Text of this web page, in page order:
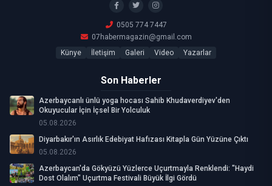
0505 774 7447
07habermagazin@gmail.com
Künye
İletişim Galeri Video Yazarlar
Son Haberler
Azerbaycanlı ünlü yoga hocası Sahib Khudaverdiyev'den
Okuyucular İçin İçsel Bir Yolculuk
05.08.2026
Diyarbakır'ın Asırlık Edebiyat Hafızası Kitapla Gün Yüzüne Çıktı
05.08.2026
Azerbaycan'da Gökyüzü Yüzlerce Uçurtmayla Renklendi: "Haydi
Dost Olalım" Uçurtma Festivali Büyük İlgi Gördü